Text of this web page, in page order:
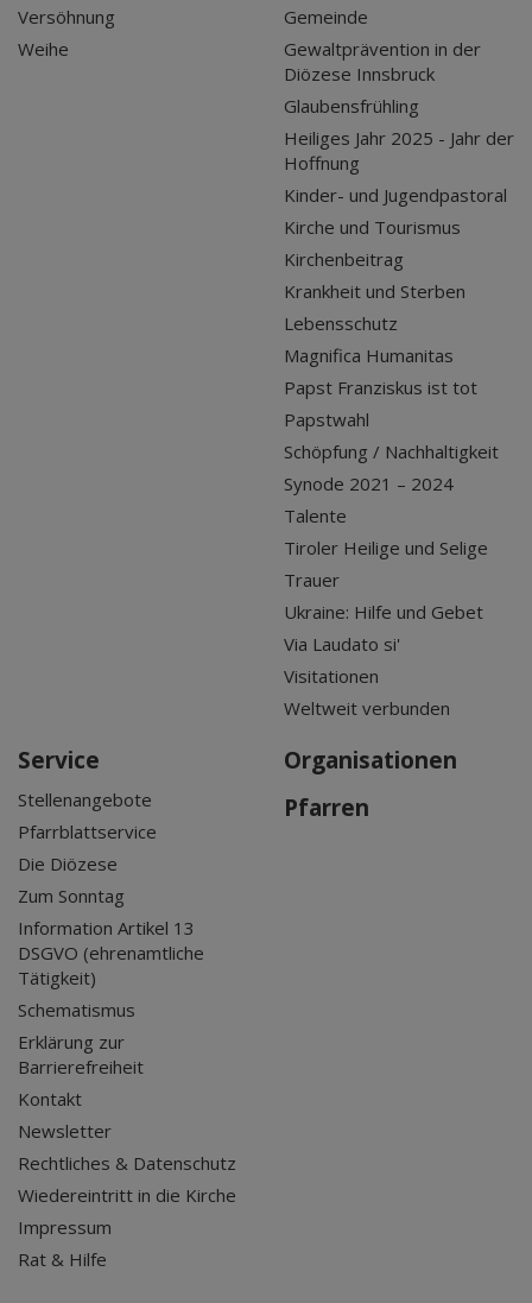
Versöhnung
Weihe
Gemeinde
Gewaltprävention in der
Diözese Innsbruck
Glaubensfrühling
Heiliges Jahr 2025 - Jahr der
Hoffnung
Kinder- und Jugendpastoral
Kirche und Tourismus
Kirchenbeitrag
Krankheit und Sterben
Lebensschutz
Magnifica Humanitas
Papst Franziskus ist tot
Papstwahl
Schöpfung / Nachhaltigkeit
Synode 2021 – 2024
Talente
Tiroler Heilige und Selige
Trauer
Ukraine: Hilfe und Gebet
Via Laudato si'
Visitationen
Weltweit verbunden
Service
Stellenangebote
Pfarrblattservice
Die Diözese
Zum Sonntag
Information Artikel 13
DSGVO (ehrenamtliche
Tätigkeit)
Schematismus
Erklärung zur
Barrierefreiheit
Kontakt
Newsletter
Rechtliches & Datenschutz
Wiedereintritt in die Kirche
Impressum
Rat & Hilfe
Organisationen
Pfarren